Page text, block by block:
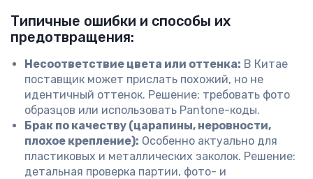
Типичные ошибки и способы их
предотвращения:
Несоответствие цвета или оттенка: В Китае
поставщик может прислать похожий, но не
идентичный оттенок. Решение: требовать фото
образцов или использовать Pantone-коды.
Брак по качеству (царапины, неровности,
плохое крепление): Особенно актуально для
пластиковых и металлических заколок. Решение:
детальная проверка партии, фото- и